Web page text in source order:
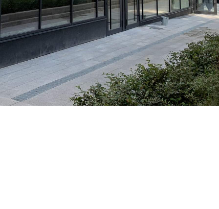
шоколадный бутик, винный гастробар, кофейню, семейный
ресторан или кафе, студию красоты, spa-студию, салон
букетов, химчистку, аптеку, стоматологию или медицинский
центр, лингво-студию, салон оптики.[#4258305#]
Где находится